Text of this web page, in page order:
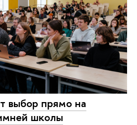
выбор прямо на
школы